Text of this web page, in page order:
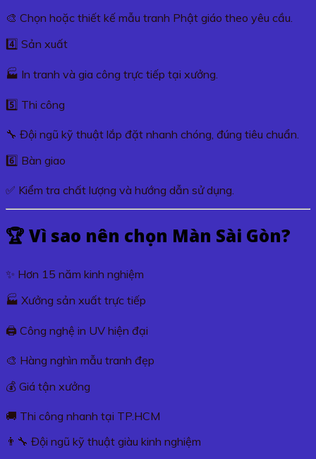
🎨 Chọn hoặc thiết kế mẫu tranh Phật giáo theo yêu cầu.
4️⃣ Sản xuất
🏭 In tranh và gia công trực tiếp tại xưởng.
5️⃣ Thi công
🔧 Đội ngũ kỹ thuật lắp đặt nhanh chóng, đúng tiêu chuẩn.
6️⃣ Bàn giao
✅ Kiểm tra chất lượng và hướng dẫn sử dụng.
🏆 Vì sao nên chọn Màn Sài Gòn?
✨ Hơn 15 năm kinh nghiệm
🏭 Xưởng sản xuất trực tiếp
🖨️ Công nghệ in UV hiện đại
🎨 Hàng nghìn mẫu tranh đẹp
💰 Giá tận xưởng
🚚 Thi công nhanh tại TP.HCM
👨‍🔧 Đội ngũ kỹ thuật giàu kinh nghiệm